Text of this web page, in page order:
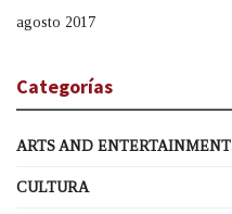
agosto 2017
Categorías
ARTS AND ENTERTAINMENT
CULTURA